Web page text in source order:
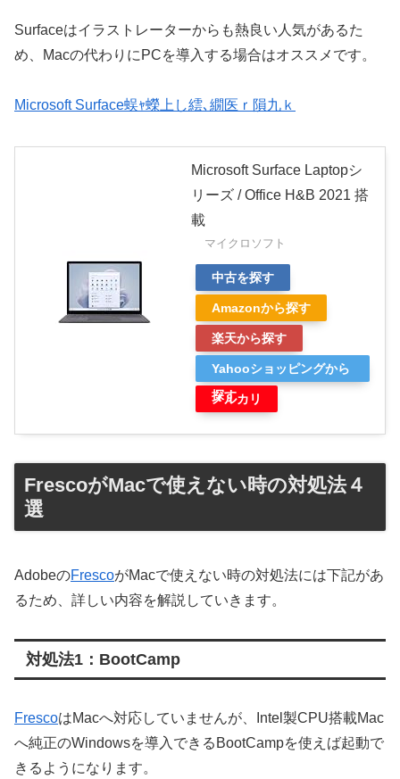
Surfaceはイラストレーターからも熱良い人気があるた
め、Macの代わりにPCを導入する場合はオススメです。
Microsoft Surface蜈ｬ蠑上し繧､繝医ｒ隕九ｋ
Microsoft Surface Laptopシ
リーズ / Office H&B 2021 搭
載
マイクロソフト
中古を探す
Amazonから探す
楽天から探す
Yahooショッピングから
探す
メルカリ
FrescoがMacで使えない時の対処法４
選
AdobeのFrescoがMacで使えない時の対処法には下記があ
るため、詳しい内容を解説していきます。
対処法1：BootCamp
FrescoはMacへ対応していませんが、Intel製CPU搭載Mac
へ純正のWindowsを導入できるBootCampを使えば起動で
きるようになります。